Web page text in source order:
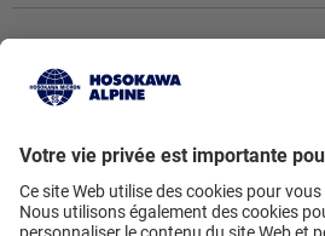
Hosokawa Alpine
Peter-Doerfler-Str. 13 –
Augsburg •
Vers le formulaire de